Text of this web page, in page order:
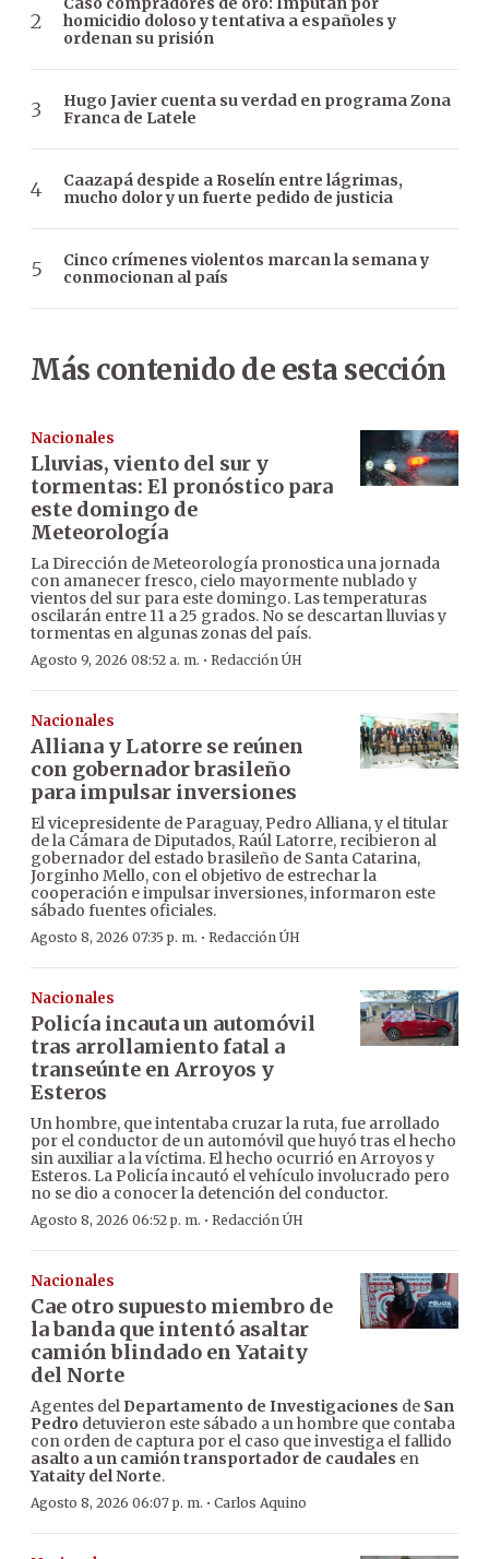
homicidio doloso y tentativa a españoles y
ordenan su prisión
Hugo Javier cuenta su verdad en programa Zona
Franca de Latele
Caazapá despide a Roselín entre lágrimas,
mucho dolor y un fuerte pedido de justicia
Cinco crímenes violentos marcan la semana y
conmocionan al país
Más contenido de esta sección
Nacionales
Lluvias, viento del sur y
tormentas: El pronóstico para
este domingo de
Meteorología
La Dirección de Meteorología pronostica una jornada
con amanecer fresco, cielo mayormente nublado y
vientos del sur para este domingo. Las temperaturas
oscilarán entre 11 a 25 grados. No se descartan lluvias y
tormentas en algunas zonas del país.
Agosto 9, 2026 08:52 a. m. · Redacción ÚH
Nacionales
Alliana y Latorre se reúnen
con gobernador brasileño
para impulsar inversiones
El vicepresidente de Paraguay, Pedro Alliana, y el titular
de la Cámara de Diputados, Raúl Latorre, recibieron al
gobernador del estado brasileño de Santa Catarina,
Jorginho Mello, con el objetivo de estrechar la
cooperación e impulsar inversiones, informaron este
sábado fuentes oficiales.
Agosto 8, 2026 07:35 p. m. · Redacción ÚH
Nacionales
Policía incauta un automóvil
tras arrollamiento fatal a
transeúnte en Arroyos y
Esteros
Un hombre, que intentaba cruzar la ruta, fue arrollado
por el conductor de un automóvil que huyó tras el hecho
sin auxiliar a la víctima. El hecho ocurrió en Arroyos y
Esteros. La Policía incautó el vehículo involucrado pero
no se dio a conocer la detención del conductor.
Agosto 8, 2026 06:52 p. m. · Redacción ÚH
Nacionales
Cae otro supuesto miembro de
la banda que intentó asaltar
camión blindado en Yataity
del Norte
Agentes del Departamento de Investigaciones de San
Pedro detuvieron este sábado a un hombre que contaba
con orden de captura por el caso que investiga el fallido
asalto a un camión transportador de caudales en
Yataity del Norte.
Agosto 8, 2026 06:07 p. m. · Carlos Aquino